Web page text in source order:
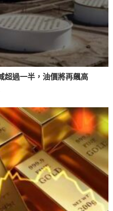
超過一半，油價將再飆高